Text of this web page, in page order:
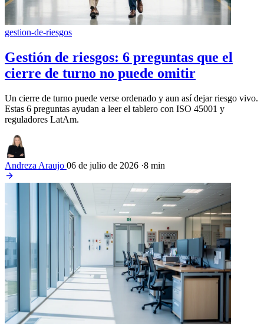
gestion-de-riesgos
Gestión de riesgos: 6 preguntas que el
cierre de turno no puede omitir
Un cierre de turno puede verse ordenado y aun así dejar riesgo vivo.
Estas 6 preguntas ayudan a leer el tablero con ISO 45001 y
reguladores LatAm.
Andreza Araujo 06 de julio de 2026 ·8 min